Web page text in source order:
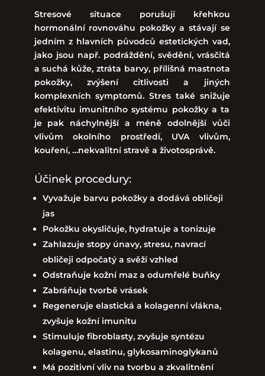
Stresové situace porušují křehkou
hormonální rovnováhu pokožky a stávají se
jedním z hlavních původců estetických vad,
jako jsou např. podráždění, svědění, vrásčitá
a suchá kůže, ztráta barvy, přílišná mastnota
pokožky, zvýšení citlivosti a jiných
komplexních symptomů. Stres také snižuje
efektivitu imunitního systému pokožky a ta
je pak náchylnější a méně odolnější vůči
vlivům okolního prostředí, UVA vlivům,
kouření, …nekvalitní stravě a životosprávě.
Účinek procedury:
Vyvažuje barvu pokožky a dodává obličeji
jas
Pokožku okysličuje, hydratuje a tonizuje
Zahlazuje stopy únavy, stresu, navrací
obličeji odpočatý a svěží vzhled
Odstraňuje kožní maz a odumřelé buňky
Zabráňuje tvorbě vrásek
Regeneruje elastická a kolagenní vlákna,
zvyšuje kožní imunitu
Stimuluje fibroblasty, zvyšuje syntézu
kolagenu, elastinu, glykosaminoglykanů
Má pozitivní vliv na tvorbu a zkvalitnění